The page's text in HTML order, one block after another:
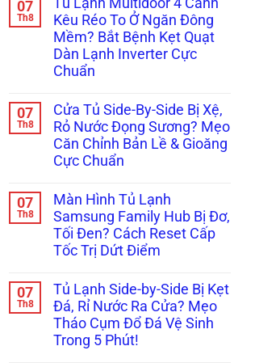
Tủ
Đông,
Tủ
Mát
Cho
Nhà
Hàng
Tuyết
Dày
Đặc?
Bắt
Bệnh
Đóng
Đá
Trong
5
Phút
bình
luận
ở
Tủ
Mát
Đổ
Mồ
Sương
Mờ
Kính:
Bắt
Đúng
Bệnh
Hay
Lỗi
Sấy
Kính?
07
Th8
Kêu Réo To Ở Ngăn Đông
Mềm? Bắt Bệnh Kẹt Quạt
Dàn Lạnh Inverter Cực
Chuẩn
bình
luận
ở
Tủ
Lạnh
Multidoor
Cánh
Kêu
Réo
To
Ngăn
Đông
Bắt
Bệnh
Kẹt
Quạt
Dàn
Lạnh
Inverter
07
Th8
Cửa Tủ Side-By-Side Bị Xệ,
Rỏ Nước Đọng Sương? Mẹo
Căn Chỉnh Bản Lề & Gioăng
Cực Chuẩn
bình
luận
ở
Cửa
Tủ
Side-
Side
Xệ,
Rỏ
Nước
Đọng
Sương?
07
Th8
Màn Hình Tủ Lạnh
Samsung Family Hub Bị Đơ,
Tối Đen? Cách Reset Cấp
Tốc Trị Dứt Điểm
bình
luận
ở
Màn
Hình
Tủ
07
Th8
Tủ Lạnh Side-by-Side Bị Kẹt
Đá, Rỉ Nước Ra Cửa? Mẹo
Tháo Cụm Đổ Đá Vệ Sinh
Trong 5 Phút!